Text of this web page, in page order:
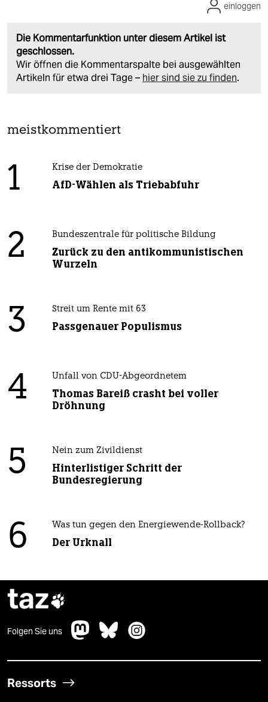
Die Kommentarfunktion unter diesem Artikel ist
geschlossen.
Wir öffnen die Kommentarspalte bei ausgewählten
Artikeln für etwa drei Tage – hier sind sie zu finden.
einloggen
meistkommentiert
1 Krise der Demokratie
AfD-Wählen als Triebabfuhr
2 Bundeszentrale für politische Bildung
Zurück zu den antikommunistischen
Wurzeln
3 Streit um Rente mit 63
Passgenauer Populismus
4 Unfall von CDU-Abgeordnetem
Thomas Bareiß crasht bei voller
Dröhnung
5 Nein zum Zivildienst
Hinterlistiger Schritt der
Bundesregierung
6 Was tun gegen den Energiewende-Rollback?
Der Urknall
taz
Folgen Sie uns
Ressorts